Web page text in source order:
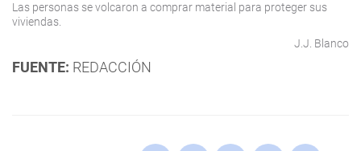
Las personas se volcaron a comprar material para proteger sus
viviendas.
J.J. Blanco
FUENTE: REDACCIÓN